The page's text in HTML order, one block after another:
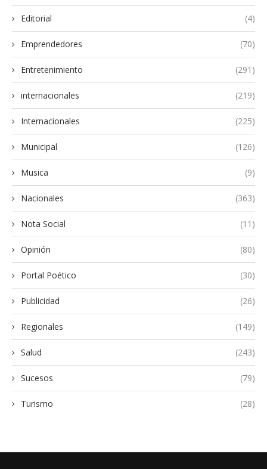
Editorial (4)
Emprendedores (70)
Entretenimiento (291)
internacionales (219)
Internacionales (225)
Municipal (126)
Musica (9)
Nacionales (363)
Nota Social (11)
Opinión (80)
Portal Poético (30)
Publicidad (26)
Regionales (149)
Salud (243)
Sucesos (79)
Turismo (28)